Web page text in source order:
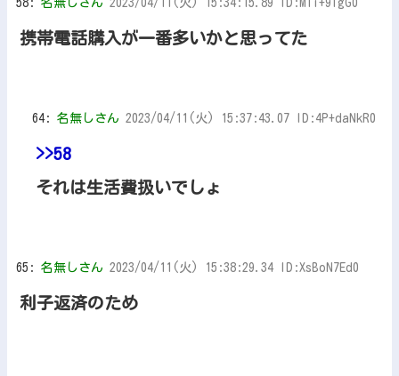
58: 名無しさん 2023/04/11(火) 15:34:15.89 ID:Mli+9IgG0
携帯電話購入が一番多いかと思ってた
64: 名無しさん 2023/04/11(火) 15:37:43.07 ID:4P+daNkR0
>>58
それは生活費扱いでしょ
65: 名無しさん 2023/04/11(火) 15:38:29.34 ID:XsBoN7Ed0
利子返済のため